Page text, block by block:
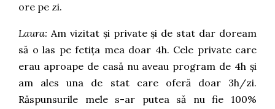
ore pe zi.
Laura: Am vizitat și private și de stat dar doream
să o las pe fetița mea doar 4h. Cele private care
erau aproape de casă nu aveau program de 4h și
am ales una de stat care oferă doar 3h/zi.
Răspunsurile mele s-ar putea să nu fie 100%